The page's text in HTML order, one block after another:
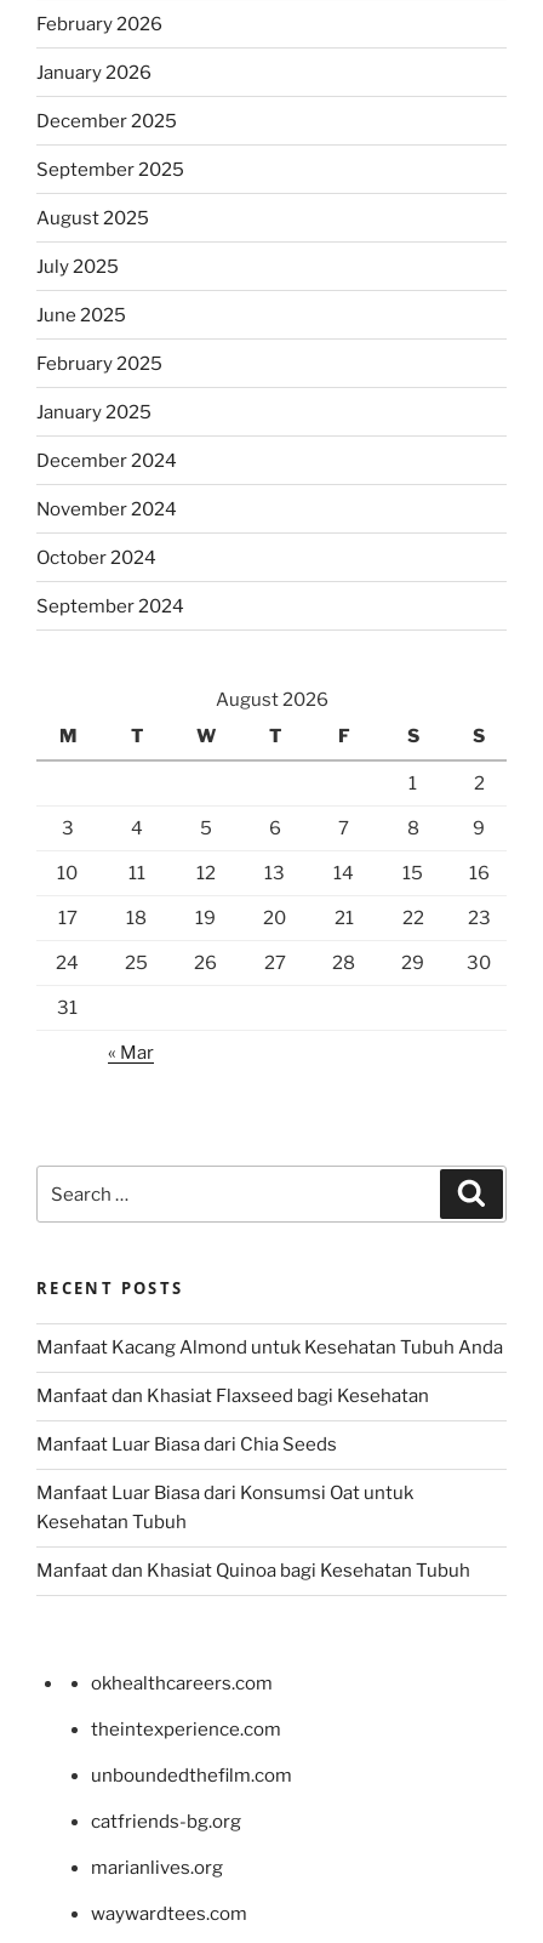
February 2026
January 2026
December 2025
September 2025
August 2025
July 2025
June 2025
February 2025
January 2025
December 2024
November 2024
October 2024
September 2024
August 2026
M
T W T F S S
1 2
3 4 5 6 7 8 9
10 11 12 13 14 15 16
17 18 19 20 21 22 23
24 25 26 27 28 29 30
31
« Mar
for:
RECENT POSTS
Manfaat Kacang Almond untuk Kesehatan Tubuh Anda
Manfaat dan Khasiat Flaxseed bagi Kesehatan
Manfaat Luar Biasa dari Chia Seeds
Manfaat Luar Biasa dari Konsumsi Oat untuk
Kesehatan Tubuh
Manfaat dan Khasiat Quinoa bagi Kesehatan Tubuh
okhealthcareers.com
theintexperience.com
unboundedthefilm.com
catfriends-bg.org
marianlives.org
waywardtees.com